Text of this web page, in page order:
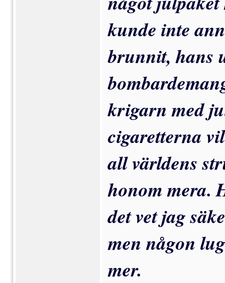
kunde inte
brun­nit, hans
bom­
krigarn med
cigaretterna
all värl­dens
honom mera.
det vet jag
men någon
mer.